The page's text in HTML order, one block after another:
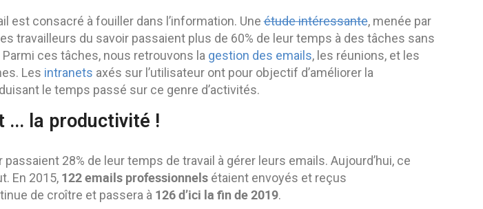
est consacré à fouiller dans l’information. Uneétude intéressante, menée par
travailleurs du savoir passaient plus de 60% de leur temps à des tâches sans
ces tâches, nous retrouvons la gestion des emails, les réunions, et les
Les intranets axés sur l’utilisateur ont pour objectif d’améliorer la
le temps passé sur ce genre d’activités.
... la productivité !
28% de leur temps de travail à gérer leurs emails. Aujourd’hui, ce
En 2015, 122 emails professionnelsétaient envoyés et reçus
de croître et passera à 126 d’ici la fin de 2019.